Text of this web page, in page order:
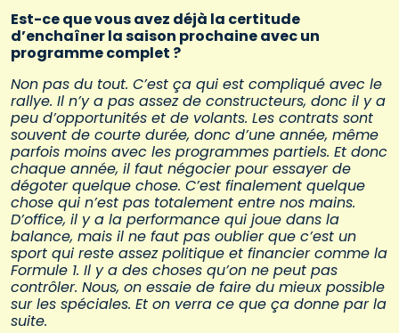
Est-ce que vous avez déjà la certitude
d’enchaîner la saison prochaine avec un
programme complet ?
Non pas du tout. C’est ça qui est compliqué avec le
rallye. Il n’y a pas assez de constructeurs, donc il y a
peu d’opportunités et de volants. Les contrats sont
souvent de courte durée, donc d’une année, même
parfois moins avec les programmes partiels. Et donc
chaque année, il faut négocier pour essayer de
dégoter quelque chose. C’est finalement quelque
chose qui n’est pas totalement entre nos mains.
D’office, il y a la performance qui joue dans la
balance, mais il ne faut pas oublier que c’est un
sport qui reste assez politique et financier comme la
Formule 1. Il y a des choses qu’on ne peut pas
contrôler. Nous, on essaie de faire du mieux possible
sur les spéciales. Et on verra ce que ça donne par la
suite.